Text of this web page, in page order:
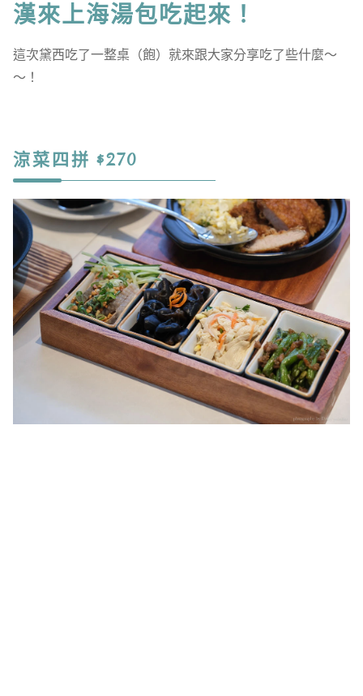
漢來上海湯包吃起來！
這次黛西吃了一整桌（飽）就來跟大家分享吃了些什麼～
～！
涼菜四拼 $270